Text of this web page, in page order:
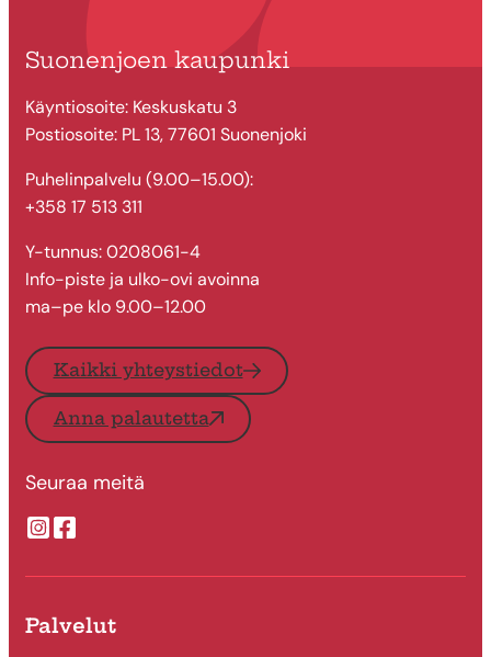
Suonenjoen kaupunki
Käyntiosoite: Keskuskatu 3
Postiosoite: PL 13, 77601 Suonenjoki
Puhelinpalvelu (9.00–15.00):
+358 17 513 311
Y-tunnus: 0208061-4
Info-piste ja ulko-ovi avoinna
ma–pe klo 9.00–12.00
Kaikki yhteystiedot
Anna palautetta
Seuraa meitä
Suonenjoen kaupungin Instragram
Suonenjoen kaupungin Facebook
Palvelut